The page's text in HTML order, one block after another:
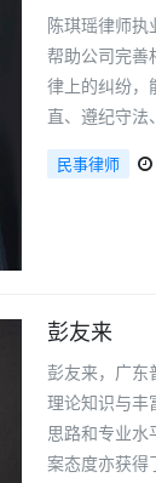
陈琪瑶律师执
帮助公司完善
律上的纠纷，
直、遵纪守法
民事律师
彭友来
彭友来，广东
理论知识与丰
思路和专业水
案态度亦获得